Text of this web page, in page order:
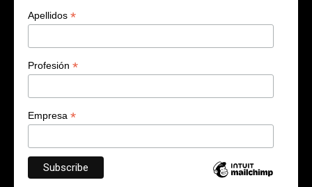
Apellidos *
Profesión *
Empresa *